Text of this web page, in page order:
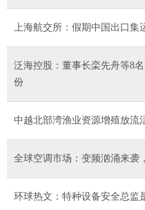
上海航交所：假期中国出口
泛海控股：董事长栾先舟等8
份
中越北部湾渔业资源增殖放流
全球空调市场：变频汹涌来袭
环球热文：特种设备安全总监